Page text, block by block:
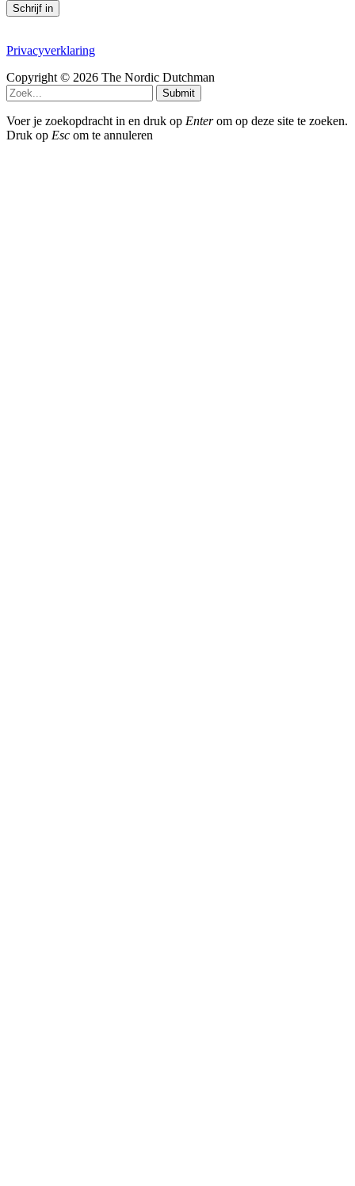
Privacyverklaring
Copyright © 2026 The Nordic Dutchman
Submit
Voer je zoekopdracht in en druk op Enterom op deze site te zoeken.
Druk op Esc om te annuleren